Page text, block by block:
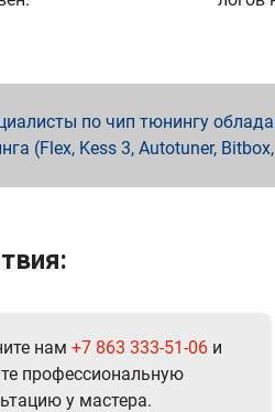
по чип тюнингу
(Flex, Kess 3, Autotuner,
нам +7 863 333-51-06 и
профессиональную
у мастера.